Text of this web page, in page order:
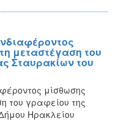
μεταστέγαση του
Σταυρακίων του
μίσθωσης
του γραφείου της
Ηρακλείου